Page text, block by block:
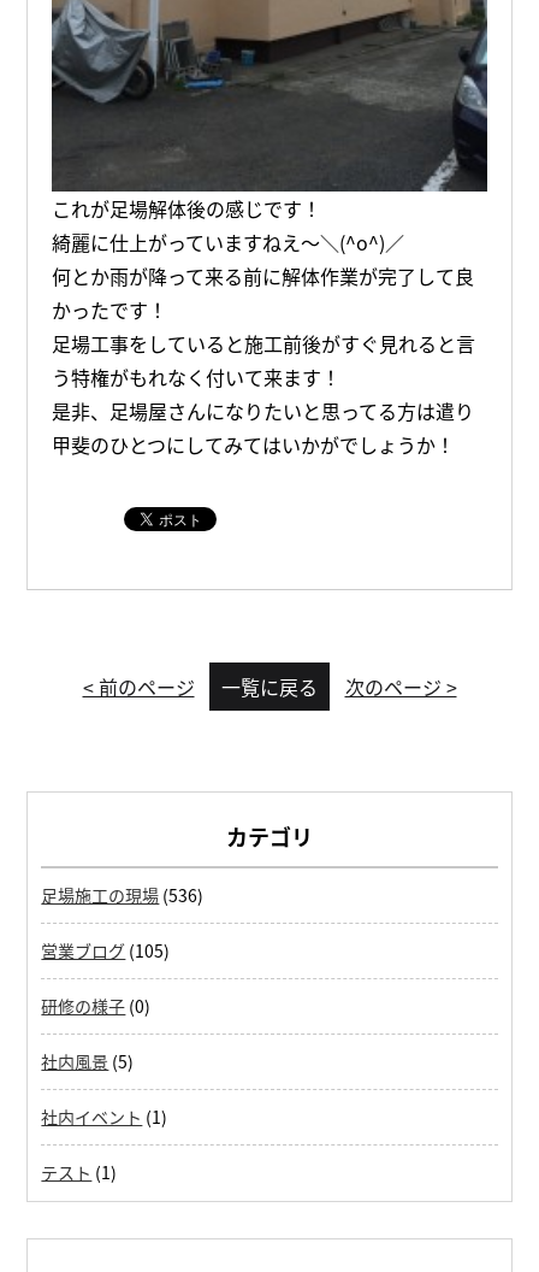
これが足場解体後の感じです！
綺麗に仕上がっていますねえ～＼(^o^)／
何とか雨が降って来る前に解体作業が完了して良
かったです！
足場工事をしていると施工前後がすぐ見れると言
う特権がもれなく付いて来ます！
是非、足場屋さんになりたいと思ってる方は遣り
甲斐のひとつにしてみてはいかがでしょうか！
< 前のページ 一覧に戻る 次のページ >
カテゴリ
足場施工の現場 (536)
営業ブログ (105)
研修の様子 (0)
社内風景 (5)
社内イベント (1)
テスト (1)